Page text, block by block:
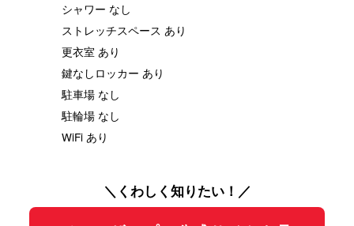
シャワー なし
ストレッチスペース あり
更衣室 あり
鍵なしロッカー あり
駐車場 なし
駐輪場 なし
WiFi あり
＼くわしく知りたい！／